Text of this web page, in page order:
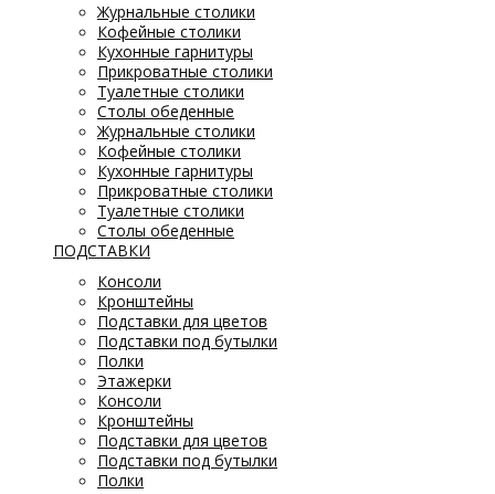
Журнальные столики
Кофейные столики
Кухонные гарнитуры
Прикроватные столики
Туалетные столики
Столы обеденные
Журнальные столики
Кофейные столики
Кухонные гарнитуры
Прикроватные столики
Туалетные столики
Столы обеденные
ПОДСТАВКИ
Консоли
Кронштейны
Подставки для цветов
Подставки под бутылки
Полки
Этажерки
Консоли
Кронштейны
Подставки для цветов
Подставки под бутылки
Полки